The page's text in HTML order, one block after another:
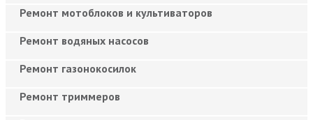
Ремонт мотоблоков и культиваторов
Ремонт водяных насосов
Ремонт газонокосилок
Ремонт триммеров